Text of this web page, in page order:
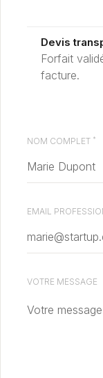
Devis
Forfait
facture.
NOM COMPLET *
EMAIL
VOTRE MESSAGE